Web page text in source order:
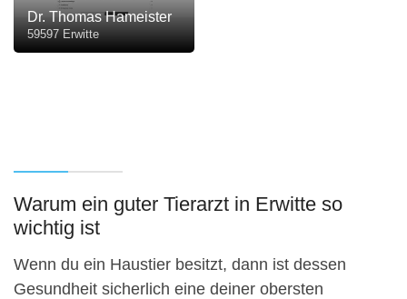
Dr. Thomas Hameister
59597 Erwitte
Warum ein guter Tierarzt in Erwitte so
wichtig ist
Wenn du ein Haustier besitzt, dann ist dessen
Gesundheit sicherlich eine deiner obersten